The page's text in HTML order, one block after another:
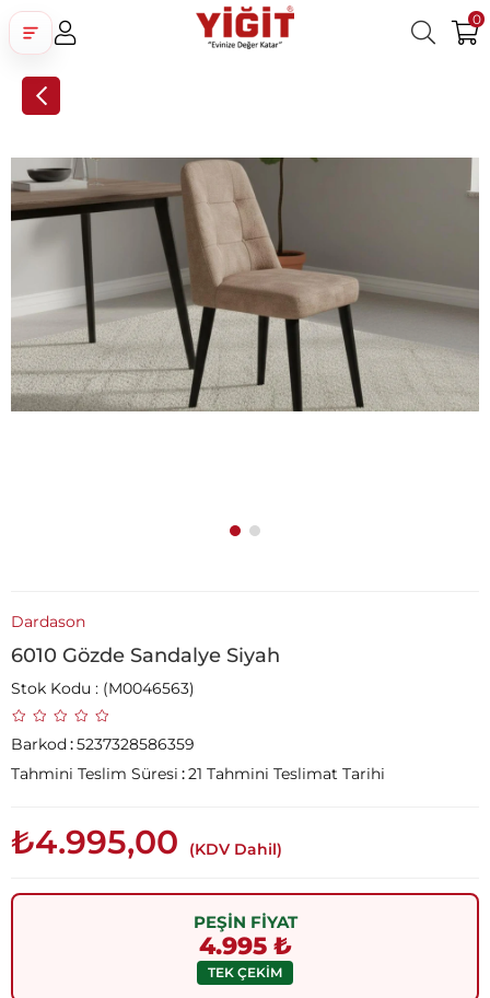
0
Dardason
6010 Gözde Sandalye Siyah
Stok Kodu (M0046563)
Barkod:5237328586359
Tahmini Teslim Süresi :21 Tahmini Teslimat Tarihi
₺4.995,00 (KDV Dahil)
PEŞİN FİYAT
4.995 ₺
TEK ÇEKİM